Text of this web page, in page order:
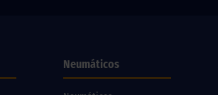
Neumáticos